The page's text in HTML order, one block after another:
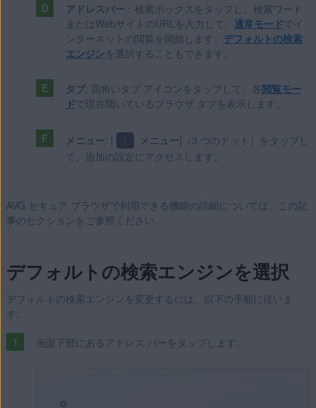
アドレスバー ：検索ボックスをタップし、検索ワード
またはWebサイトのURLを入力して、 通常モードでイ
ンターネットの閲覧を開始します。 デフォルトの検索
エンジンを選択することもできます。
タブ: 四角いタブ アイコンをタップして、各閲覧モー
ドで現在開いているブラウザ タブを表示します。
メニュー: [ ⋮ メニュー]（3 つのドット）をタップし
て、追加の設定にアクセスします。
AVG セキュア ブラウザで利用できる機能の詳細については、この記
事のセクションをご参照ください。
デフォルトの検索エンジンを選択
デフォルトの検索エンジンを変更するには、以下の手順に従いま
す。
画面下部にあるアドレス バーをタップします。